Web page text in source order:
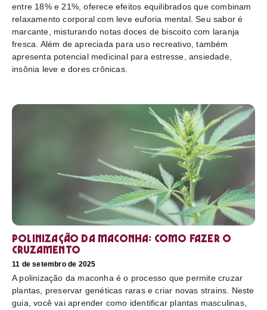
entre 18% e 21%, oferece efeitos equilibrados que combinam
relaxamento corporal com leve euforia mental. Seu sabor é
marcante, misturando notas doces de biscoito com laranja
fresca. Além de apreciada para uso recreativo, também
apresenta potencial medicinal para estresse, ansiedade,
insônia leve e dores crônicas.
Polinização da maconha: como fazer o
cruzamento
11 de setembro de 2025
A polinização da maconha é o processo que permite cruzar
plantas, preservar genéticas raras e criar novas strains. Neste
guia, você vai aprender como identificar plantas masculinas,